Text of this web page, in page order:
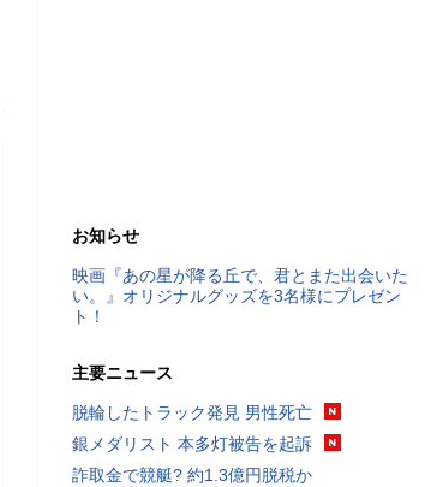
お知らせ
映画『あの星が降る丘で、君とまた出会いた
い。』オリジナルグッズを3名様にプレゼン
ト！
主要ニュース
脱輪したトラック発見 男性死亡
銀メダリスト 本多灯被告を起訴
詐取金で競艇? 約1.3億円脱税か